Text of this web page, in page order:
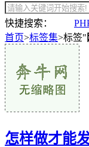
快捷搜索：
首页>标签集>标签"
怎样做才能